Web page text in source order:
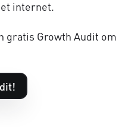
internet.
gratis Growth Audit